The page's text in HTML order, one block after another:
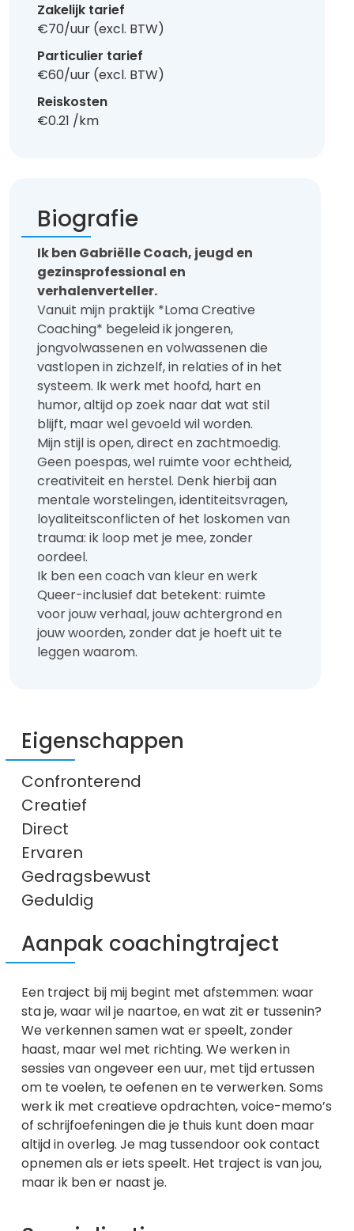
Biografie
Ik ben Gabriëlle Coach, jeugd en
gezinsprofessional en
verhalenverteller.
Vanuit mijn praktijk *Loma Creative
Coaching* begeleid ik jongeren,
jongvolwassenen en volwassenen die
vastlopen in zichzelf, in relaties of in het
systeem. Ik werk met hoofd, hart en
humor, altijd op zoek naar dat wat stil
blijft, maar wel gevoeld wil worden.
Mijn stijl is open, direct en zachtmoedig.
Geen poespas, wel ruimte voor echtheid,
creativiteit en herstel. Denk hierbij aan
mentale worstelingen, identiteitsvragen,
loyaliteitsconflicten of het loskomen van
trauma: ik loop met je mee, zonder
oordeel.
Ik ben een coach van kleur en werk
Queer-inclusief dat betekent: ruimte
voor jouw verhaal, jouw achtergrond en
jouw woorden, zonder dat je hoeft uit te
leggen waarom.
Eigenschappen
Confronterend
Creatief
Direct
Ervaren
Gedragsbewust
Geduldig
Aanpak coachingtraject
Een traject bij mij begint met afstemmen: waar
sta je, waar wil je naartoe, en wat zit er tussenin?
We verkennen samen wat er speelt, zonder
haast, maar wel met richting. We werken in
sessies van ongeveer een uur, met tijd ertussen
om te voelen, te oefenen en te verwerken. Soms
werk ik met creatieve opdrachten, voice-memo’s
of schrijfoefeningen die je thuis kunt doen maar
altijd in overleg. Je mag tussendoor ook contact
opnemen als er iets speelt. Het traject is van jou,
maar ik ben er naast je.
Zakelijk tarief
€70/uur (excl. BTW)
Particulier tarief
€60/uur (excl. BTW)
Reiskosten
€0.21 /km